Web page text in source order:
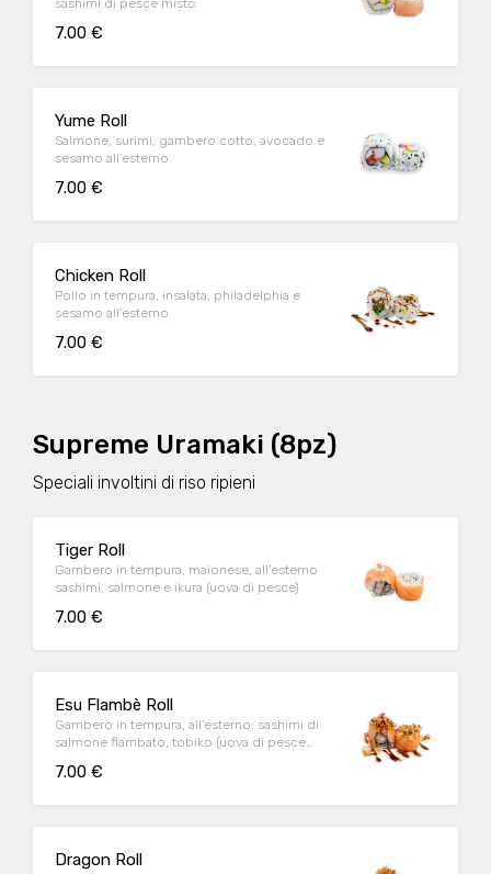
sashimi di pesce misto
7.00 €
Yume Roll
Salmone, surimi, gambero cotto, avocado e
sesamo all'esterno
7.00 €
Chicken Roll
Pollo in tempura, insalata, philadelphia e
sesamo all'esterno
7.00 €
Supreme Uramaki (8pz)
Speciali involtini di riso ripieni
Tiger Roll
Gambero in tempura, maionese, all'esterno
sashimi, salmone e ikura (uova di pesce)
7.00 €
Esu Flambè Roll
Gambero in tempura, all'esterno: sashimi di
salmone flambato, tobiko (uova di pesce
7.00 €
Dragon Roll